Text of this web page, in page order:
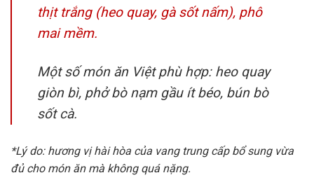
thịt trắng (heo quay, gà sốt nấm), phô
mai mềm.
Một số món ăn Việt phù hợp: heo quay
giòn bì, phở bò nạm gầu ít béo, bún bò
sốt cà.
*Lý do: hương vị hài hòa của vang trung cấp bổ sung vừa
đủ cho món ăn mà không quá nặng.